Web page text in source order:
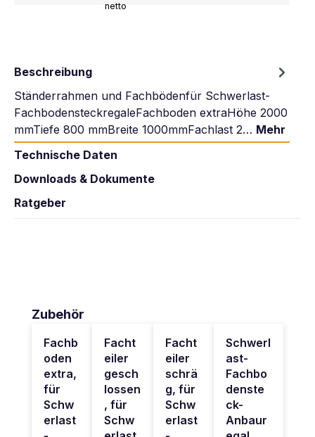
netto
Beschreibung
Ständerrahmen und Fachbödenfür Schwerlast-
FachbodensteckregaleFachboden extraHöhe 2000
mmTiefe 800 mmBreite 1000mmFachlast 2… Mehr
Technische Daten
Downloads & Dokumente
Ratgeber
Produktgalerie überspringen
Zubehör
Fachb
oden
extra,
für
Schw
erlast
Facht
eiler
gesch
lossen
, für
Schw
Facht
eiler
schrä
g, für
Schw
erlast
Schwerl
ast-
Fachbo
denste
ck-
Anbaur